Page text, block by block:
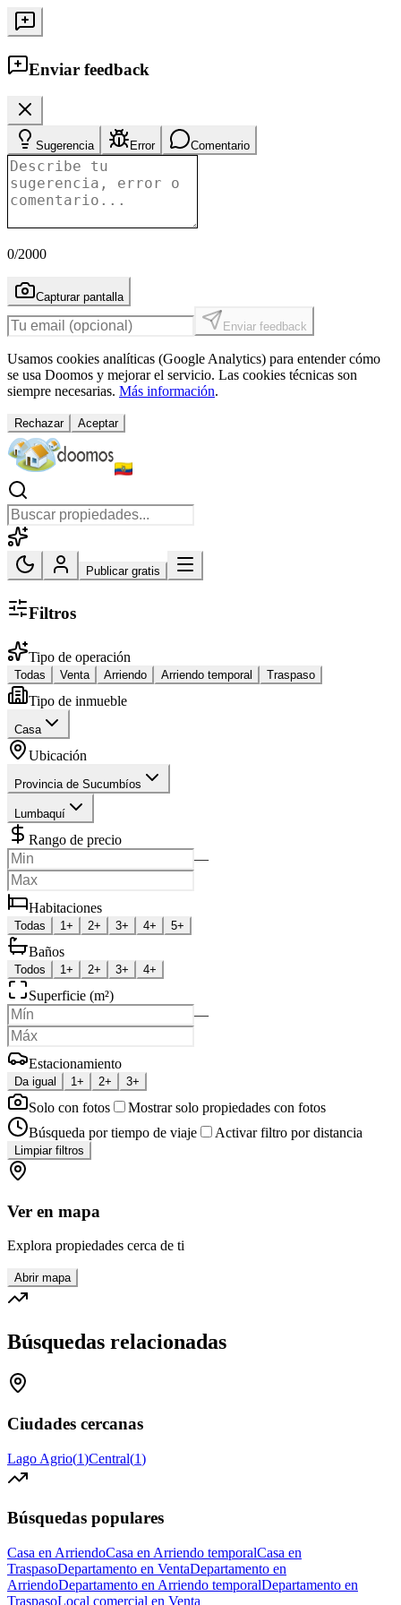
Enviar feedback
Sugerencia Error Comentario
0/2000
Capturar pantalla
Enviar feedback
Usamos cookies analíticas (Google Analytics) para entender cómo
se usa Doomos y mejorar el servicio. Las cookies técnicas son
siempre necesarias. Más información.
Rechazar Aceptar
Publicar gratis
Filtros
Tipo de operación
Todas Venta Arriendo Arriendo temporal Traspaso
Tipo de inmueble
Casa
Ubicación
Provincia de Sucumbíos
Lumbaquí
Rango de precio
—
Habitaciones
Todas 1+ 2+ 3+ 4+ 5+
Baños
Todos 1+ 2+ 3+ 4+
Superficie (m²)
—
Estacionamiento
Da igual 1+ 2+ 3+
Solo con fotos
Mostrar solo propiedades con fotos
Búsqueda por tiempo de viaje
Activar filtro por distancia
Limpiar filtros
Ver en mapa
Explora propiedades cerca de ti
Abrir mapa
Búsquedas relacionadas
Ciudades cercanas
Lago Agrio(1)Central(1)
Búsquedas populares
Casa en ArriendoCasa en Arriendo temporalCasa en
TraspasoDepartamento en VentaDepartamento en
ArriendoDepartamento en Arriendo temporalDepartamento en
TraspasoLocal comercial en Venta